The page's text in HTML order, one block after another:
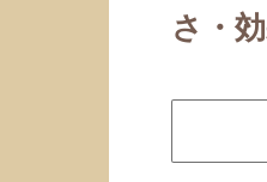
さ・